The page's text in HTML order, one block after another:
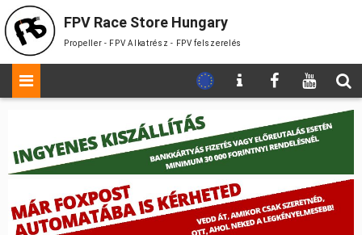
FPV Race Store Hungary
Propeller - FPV Alkatrész - FPV felszerelés